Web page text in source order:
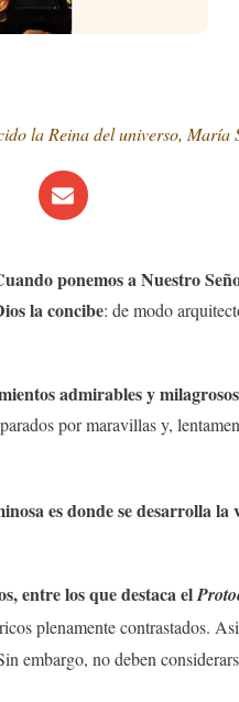
la Reina del universo, María
ponemos a Nuestro
la concibe: de modo
admirables y milagrosos
por maravillas y,
es donde se desarrolla
entre los que destaca el
plenamente contrastados.
embargo, no deben